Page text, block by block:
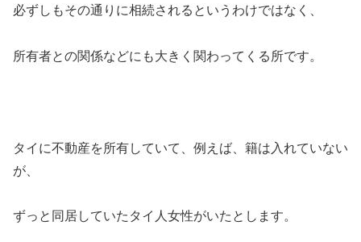
必ずしもその通りに相続されるというわけではなく、
所有者との関係などにも大きく関わってくる所です。
タイに不動産を所有していて、例えば、籍は入れていない
が、
ずっと同居していたタイ人女性がいたとします。